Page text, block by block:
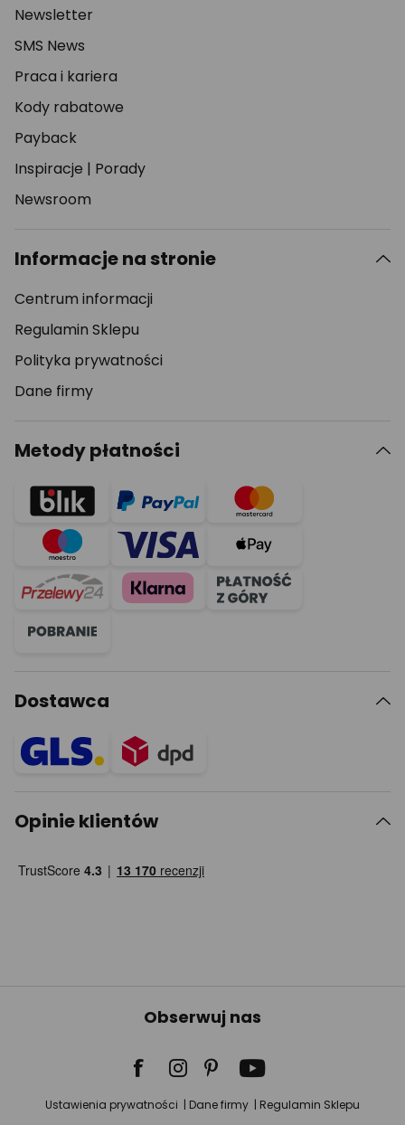
Newsletter
SMS News
Praca i kariera
Kody rabatowe
Payback
Inspiracje | Porady
Newsroom
Informacje na stronie
Centrum informacji
Regulamin Sklepu
Polityka prywatności
Dane firmy
Metody płatności
Dostawca
Opinie klientów
Obserwuj nas
Ustawienia prywatności Dane firmy
Regulamin Sklepu